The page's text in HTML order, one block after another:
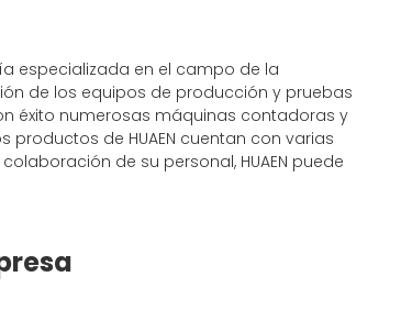
especializada en el campo de la
de los equipos de producción y pruebas
éxito numerosas máquinas contadoras y
de HUAEN cuentan con varias
de su personal, HUAEN puede